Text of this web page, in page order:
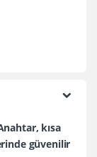
kısa
güvenilir